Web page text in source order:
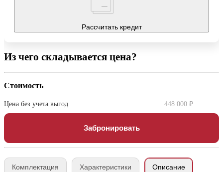
Рассчитать кредит
Из чего складывается цена?
Стоимость
Цена без учета выгод 448 000 ₽
Забронировать
Комплектация Характеристики Описание